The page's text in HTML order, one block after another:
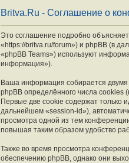
Britva.Ru - Соглашение о
Это соглашение подробно
«https://britva.ru/forum») и phpBB (в
«phpBB Teams») используют
информация»).
Ваша информация собирается
phpBB определённого числа
Первые две cookie содержат только
дальнейшем «session-id»),
просмотра одной из тем
повышая таким образом удобство
Также во время просмотра
обеспечению phpBB, однако они